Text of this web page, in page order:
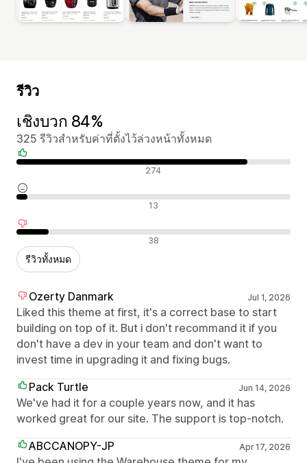
รีวิว
เชิงบวก 84%
325 รีวิวสำหรับค่าที่ตั้งไว้ล่วงหน้าทั้งหมด
รีวิวเชิงบวก 274
รีวิวที่เป็นกลาง 13
รีวิวเชิงลบ 38
รีวิวทั้งหมด
Ozerty Danmark Jul 1, 2026
Liked this theme at first, it's a correct base to start
building on top of it. But i don't recommand it if you
don't have a dev in your team and don't want to
invest time in upgrading it and fixing bugs.
Pack Turtle
Jun 14, 2026
We've had it for a couple years now, and it has
worked great for our site. The support is top-notch.
ABCCANOPY-JP
Apr 17, 2026